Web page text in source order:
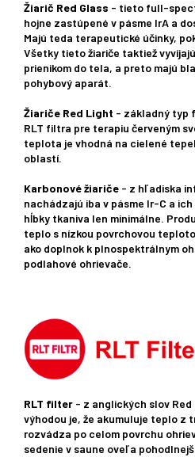
Žiarič Red Glass - tieto full-
hojne zastúpené v pásme IrA a
Majú teda terapeutické účinky,
Všetky tieto žiariče taktiež
prienikom do tela, a preto majú
pohybový aparát.
Žiariče Red Light - základný typ
RLT filtra pre terapiu červeným
teplota je vhodná na cielené
oblastí.
Karbonové žiariče - z hľadiska
nachádzajú iba v pásme Ir-C a
hĺbky tkaniva len minimálne.
teplo s nízkou povrchovou
ako doplnok k plnospektrálnym
podlahové ohrievače.
RLT filter - z anglických slov
výhodou je, že akumuluje teplo z
rozvádza po celom povrchu
sedenie v saune oveľa